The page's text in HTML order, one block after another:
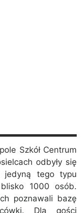
Szkół Centrum
odbyły się
jedyną tego typu
1000 osób.
poznawali bazę
Dla gości